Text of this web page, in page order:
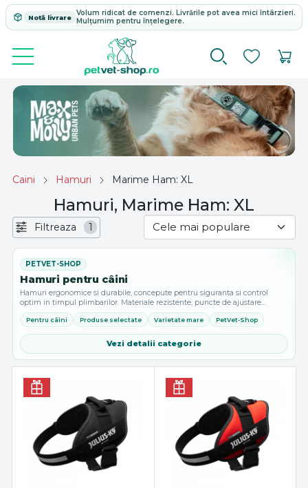
Notă livrare
Volum ridicat de comenzi. Livrările pot avea mici întârzieri.
Mulțumim pentru înțelegere.
Caini Hamuri Marime Ham: XL
Hamuri, Marime Ham: XL
Filtreaza 1
Hamuri pentru câini
Hamuri ergonomice si durabile, concepute pentru siguranta si control
optim in timpul plimbarilor. Materiale rezistente, puncte de ajustare
multiple si design confortabil pentru toate taliile si stilurile de activitate...
Pentru câini Produse selectate Varietate mare PetVet-Shop
Vezi detalii categorie